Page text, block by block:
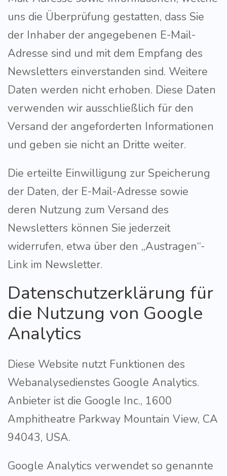
uns die Überprüfung gestatten, dass Sie
der Inhaber der angegebenen E-Mail-
Adresse sind und mit dem Empfang des
Newsletters einverstanden sind. Weitere
Daten werden nicht erhoben. Diese Daten
verwenden wir ausschließlich für den
Versand der angeforderten Informationen
und geben sie nicht an Dritte weiter.
Die erteilte Einwilligung zur Speicherung
der Daten, der E-Mail-Adresse sowie
deren Nutzung zum Versand des
Newsletters können Sie jederzeit
widerrufen, etwa über den „Austragen“-
Link im Newsletter.
Datenschutzerklärung für
die Nutzung von Google
Analytics
Diese Website nutzt Funktionen des
Webanalysedienstes Google Analytics.
Anbieter ist die Google Inc., 1600
Amphitheatre Parkway Mountain View, CA
94043, USA.
Google Analytics verwendet so genannte